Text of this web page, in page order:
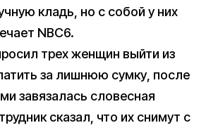
кладь, но с собой у них
NBC6.
трех женщин выйти из
за лишнюю сумку, после
завязалась словесная
сказал, что их снимут с